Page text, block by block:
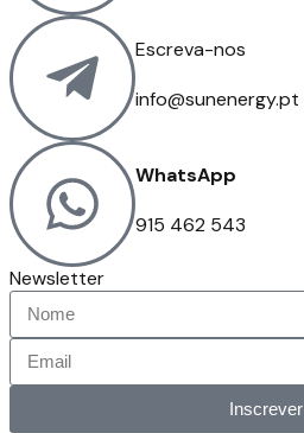
Escreva-nos
info@sunenergy.pt
WhatsApp
915 462 543
Newsletter
Inscrever